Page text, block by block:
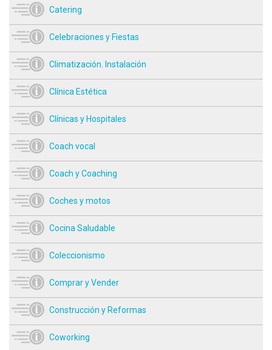
Catering
Celebraciones y Fiestas
Climatización. Instalación
Clínica Estética
Clínicas y Hospitales
Coach vocal
Coach y Coaching
Coches y motos
Cocina Saludable
Coleccionismo
Comprar y Vender
Construcción y Reformas
Coworking